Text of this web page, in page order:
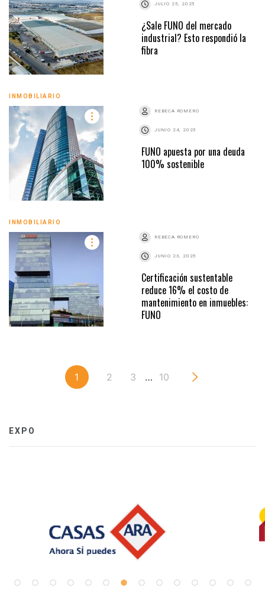
JULIO 25, 2025
¿Sale FUNO del mercado
industrial? Esto respondió la
fibra
INMOBILIARIO
REBECA ROMERO
JUNIO 24, 2025
FUNO apuesta por una deuda
100% sostenible
INMOBILIARIO
REBECA ROMERO
JUNIO 23, 2025
Certificación sustentable
reduce 16% el costo de
mantenimiento en inmuebles:
FUNO
1 2 3 … 10
EXPO